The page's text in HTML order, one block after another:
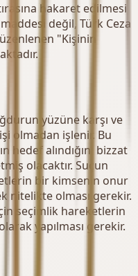
hakaret edilmesi
değil, Türk Ceza
"Kişinin
yüzüne karşı ve
olmadan işlenir. Bu
hedef alındığını bizzat
olacaktır. Suçun
bir kimsenin onur
nitelikte olması gerekir.
seçimlik hareketlerin
yapılması gerekir.